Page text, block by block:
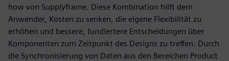
how von Supplyframe. Diese Kombination hilft dem
Anwender, Kosten zu senken, die eigene Flexibilität zu
erhöhen und bessere, fundiertere Entscheidungen über
Komponenten zum Zeitpunkt des Designs zu treffen. Durch
die Synchronisierung von Daten aus den Bereichen Product